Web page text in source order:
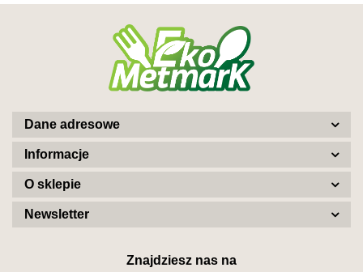
Dane adresowe
Informacje
O sklepie
Newsletter
Znajdziesz nas na